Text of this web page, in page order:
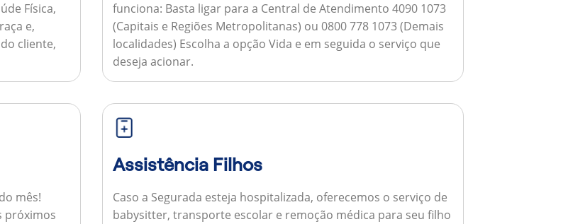
Física,
e,
cliente,
funciona: Basta ligar para a Central de Atendimento 4090 1073
(Capitais e Regiões Metropolitanas) ou 0800 778 1073 (Demais
localidades) Escolha a opção Vida e em seguida o serviço que
deseja acionar.
mês!
próximos
Assistência Filhos
Caso a Segurada esteja hospitalizada, oferecemos o serviço de
babysitter, transporte escolar e remoção médica para seu filho